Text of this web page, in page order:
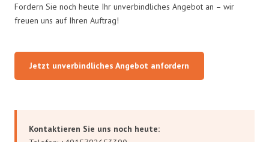
Fordern Sie noch heute Ihr unverbindliches Angebot an – wir
freuen uns auf Ihren Auftrag!
Jetzt unverbindliches Angebot anfordern
Kontaktieren Sie uns noch heute: